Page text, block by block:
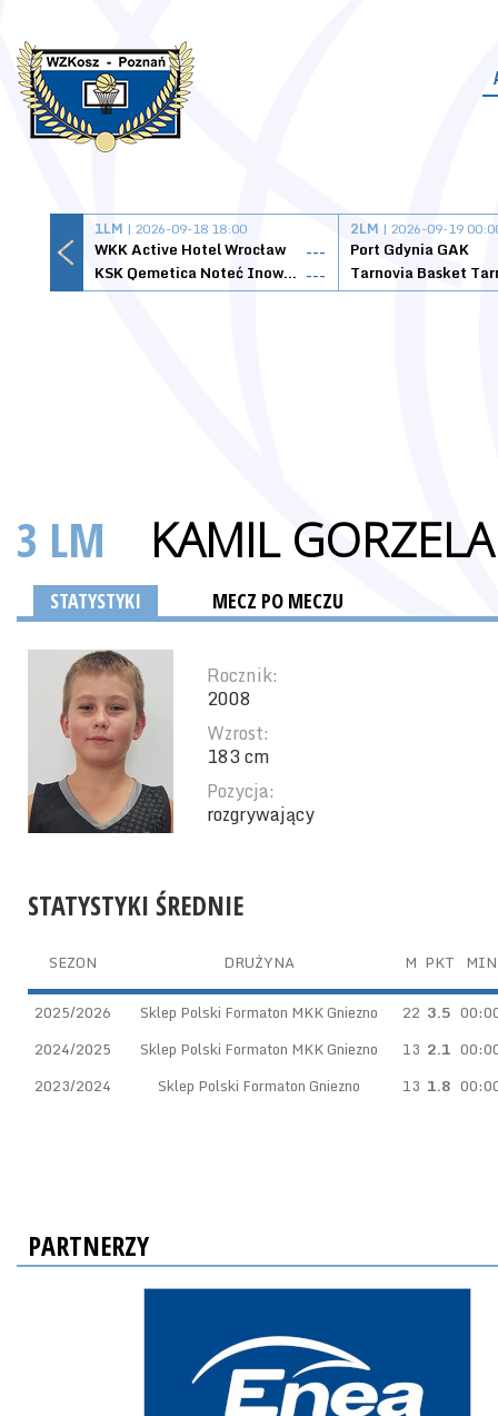
1LM | 2026-09-18 18:00
WKK Active Hotel Wrocław
---
KSK Qemetica Noteć Inowrocław ---
2LM | 2026-09-19
Port Gdynia GAK
3 LM KAMIL
STATYSTYKI MECZ PO MECZU
Rocznik:
2008
Wzrost:
183 cm
Pozycja:
rozgrywający
STATYSTYKI ŚREDNIE
SEZON DRUŻYNA M PKT MIN
2025/2026 Sklep Polski Formaton MKK Gniezno 22 3.5
2024/2025
Sklep Polski Formaton MKK Gniezno 13 2.1
2023/2024
Sklep Polski Formaton Gniezno 13 1.8
PARTNERZY